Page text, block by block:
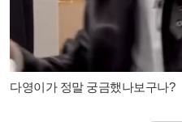
다영이가 정말 궁금했나보구나?